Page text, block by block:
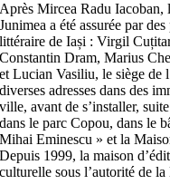
Après Mircea Radu Iacoban,
Junimea a été assurée par
littéraire de Iași : Virgil
Constantin Dram, Marius
et Lucian Vasiliu, le siège de
diverses adresses dans des
ville, avant de s’installer,
dans le parc Copou, dans le
Mihai Eminescu » et la
Depuis 1999, la maison
culturelle sous l’autorité de